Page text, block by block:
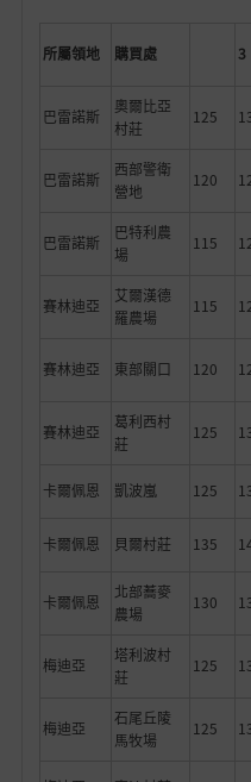
所屬領地 購買處 3
巴雷諾斯
奧爾比亞
村莊
125
巴雷諾斯
西部警衛
營地
120
巴雷諾斯
巴特利農
場
115
賽林迪亞
艾爾漢德
羅農場
115
賽林迪亞 東部關口 120
賽林迪亞
葛利西村
莊
125
卡爾佩恩 凱波嵐 125
卡爾佩恩 貝爾村莊 135
卡爾佩恩
北部蕎麥
農場
130
梅迪亞
塔利波村
莊
125
梅迪亞
石尾丘陵
馬牧場
125